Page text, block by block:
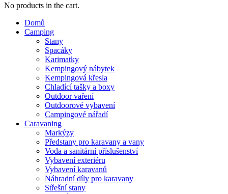
No products in the cart.
Domů
Camping
Stany
Spacáky
Karimatky
Kempingový nábytek
Kempingová křesla
Chladící tašky a boxy
Outdoor vaření
Outdoorové vybavení
Campingové nářadí
Caravaning
Markýzy
Předstany pro karavany a vany
Voda a sanitární příslušenství
Vybavení exteriéru
Vybavení karavanů
Náhradní díly pro karavany
Střešní stany